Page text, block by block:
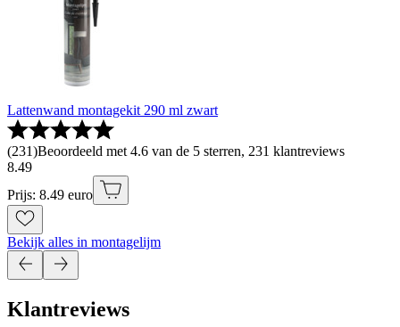
Lattenwand montagekit 290 ml zwart
(231)Beoordeeld met 4.6 van de 5 sterren, 231 klantreviews
8.49
Prijs: 8.49 euro
Bekijk alles in montagelijm
Klantreviews